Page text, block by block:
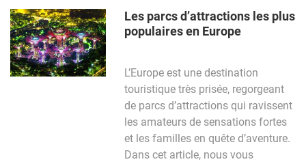
Les parcs d’attractions les plus
populaires en Europe
L’Europe est une destination
touristique très prisée, regorgeant
de parcs d’attractions qui ravissent
les amateurs de sensations fortes
et les familles en quête d’aventure.
Dans cet article, nous vous